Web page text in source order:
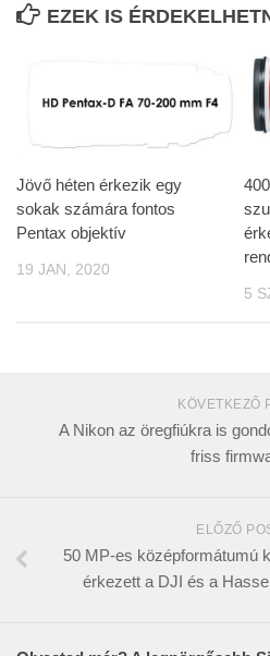
EZEK IS
Jövő héten érkezik egy
sokak számára fontos
Pentax objektív
19 JAN, 2020
5
KÖVETKEZŐ
A Nikon az öregfiúkra is
friss
ELŐZŐ
50 MP-es középformátumú
érkezett a DJI és a